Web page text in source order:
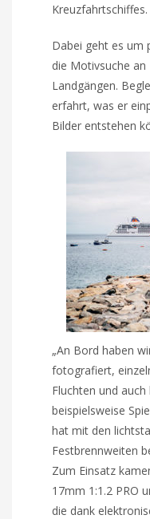
Kreuzfahrtschiffes.
Dabei geht es um
die Motivsuche
Landgängen.
erfahrt, was er
Bilder entstehen
„An Bord haben
fotografiert,
Fluchten und
beispielsweise
hat mit den
Festbrennweiten
Zum Einsatz
17mm 1:1.2 PRO
die dank